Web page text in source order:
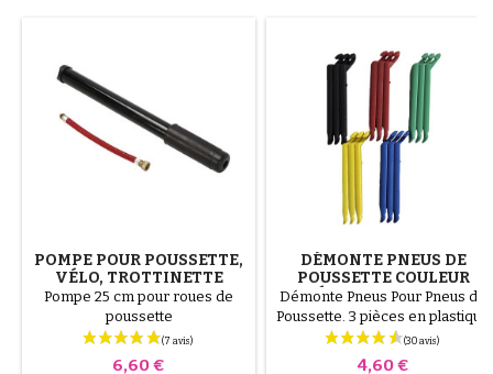
POMPE POUR POUSSETTE,
VÉLO, TROTTINETTE
Pompe 25 cm pour roues de
poussette
Prix
6,60 €
DÉMONTE PNEUS DE
POUSSETTE COULEUR
ALÉATOIRE 1 LOT DE 3
PIÈCES
Démonte Pneus Pour Pneus de
Poussette. 3 pièces en plastique
de haute qualité, couleur
aléatoire, noir, rouge, vert,
Prix
4,60 €